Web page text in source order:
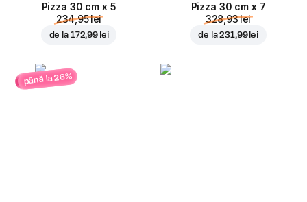
Pizza 30 cm x 5
234,95 lei
de la 172,99 lei
Pizza 30 cm x 7
328,93 lei
de la231,99 lei
până la 26%